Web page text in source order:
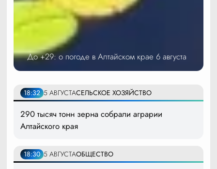
До +29: о погоде в Алтайском крае 6 августа
18:32 5 АВГУСТАСЕЛЬСКОЕ ХОЗЯЙСТВО
290 тысяч тонн зерна собрали аграрии
Алтайского края
18:30 5 АВГУСТАОБЩЕСТВО